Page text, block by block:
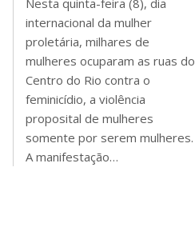
Nesta quinta-feira (8), dia
internacional da mulher
proletária, milhares de
mulheres ocuparam as ruas do
Centro do Rio contra o
feminicídio, a violência
proposital de mulheres
somente por serem mulheres.
A manifestação…